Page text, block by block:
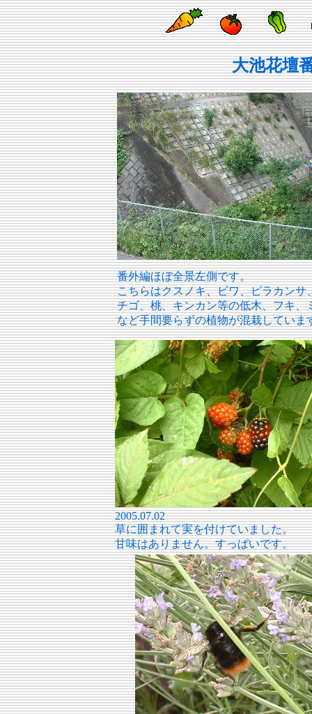
大池花壇
番外編ほぼ全景左側です。
こちらはクスノキ、ビワ、ピラカンサ
チゴ、桃、キンカン等の低木、フキ、
など手間要らずの植物が混栽していま
2005.07.02
草に囲まれて実を付けていました。
甘味はありません。すっぱいです。